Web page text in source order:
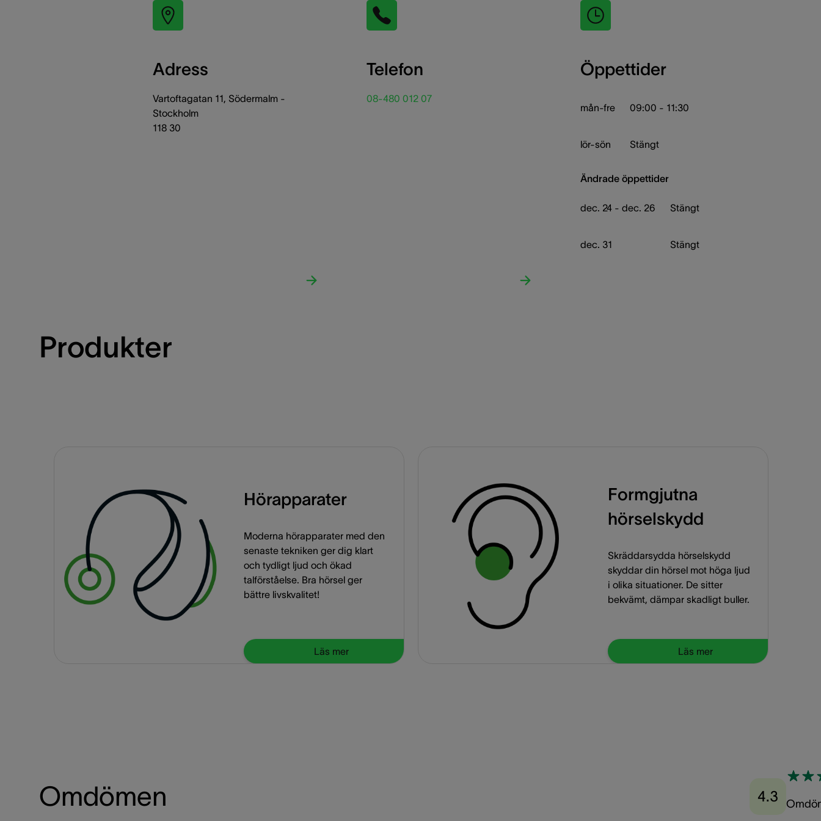
Adress
Vartoftagatan 11, Södermalm -
Stockholm
118 30
Telefon
08-480 012 07
Öppettider
mån-fre 09:00 - 11:30
lör-sön Stängt
Ändrade öppettider
dec. 24 - dec. 26 Stängt
dec. 31 Stängt
Produkter
Hörapparater
Moderna hörapparater med den
senaste tekniken ger dig klart
och tydligt ljud och ökad
talförståelse. Bra hörsel ger
bättre livskvalitet!
Läs mer
Formgjutna
hörselskydd
Skräddarsydda hörselskydd
skyddar din hörsel mot höga ljud
i olika situationer. De sitter
bekvämt, dämpar skadligt buller.
Läs mer
Omdömen 4.3